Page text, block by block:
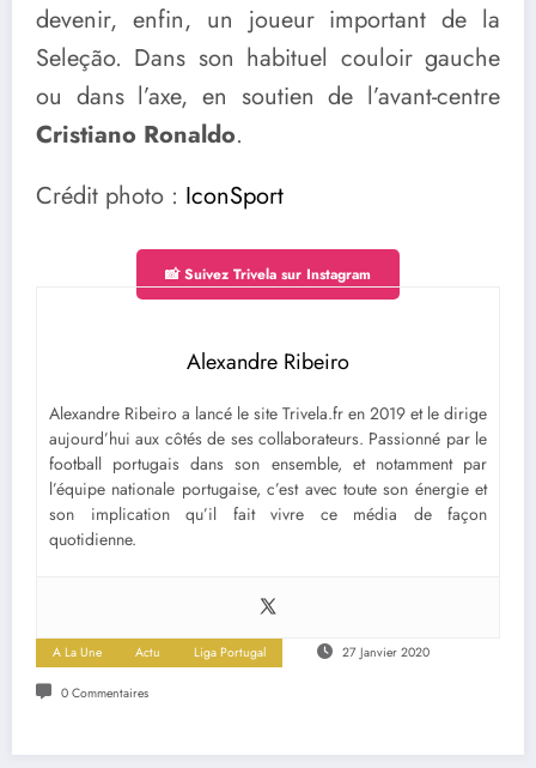
devenir, enfin, un joueur important de la
Seleção. Dans son habituel couloir gauche
ou dans l’axe, en soutien de l’avant-centre
Cristiano Ronaldo.
Crédit photo : IconSport
📸 Suivez Trivela sur Instagram
Alexandre Ribeiro
Alexandre Ribeiro a lancé le site Trivela.fr en 2019 et le dirige
aujourd’hui aux côtés de ses collaborateurs. Passionné par le
football portugais dans son ensemble, et notamment par
l’équipe nationale portugaise, c’est avec toute son énergie et
son implication qu’il fait vivre ce média de façon
quotidienne.
A La Une Actu Liga Portugal 27 Janvier 2020
0 Commentaires